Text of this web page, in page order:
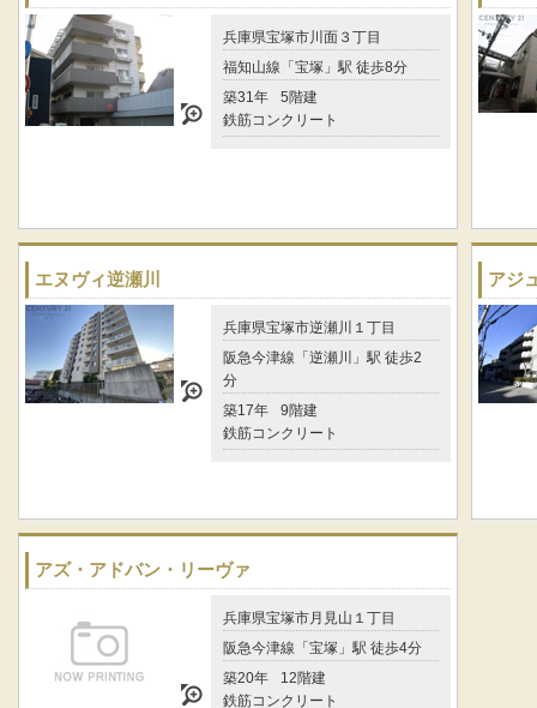
兵庫県宝塚市川面３丁目
福知山線「宝塚」駅 徒歩8分
築31年
5階建
鉄筋コンクリート
エヌヴィ逆瀬川
兵庫県宝塚市逆瀬川１丁目
阪急今津線「逆瀬川」駅 徒歩2
分
築17年
9階建
鉄筋コンクリート
アジ
アズ・アドバン・リーヴァ
兵庫県宝塚市月見山１丁目
阪急今津線「宝塚」駅 徒歩4分
築20年
12階建
鉄筋コンクリート